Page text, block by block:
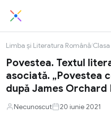
Limba și Literatura Română/
Povestea. Textul
asociată. „Povestea
după James Orchard
Necunoscut 20 iunie 2021